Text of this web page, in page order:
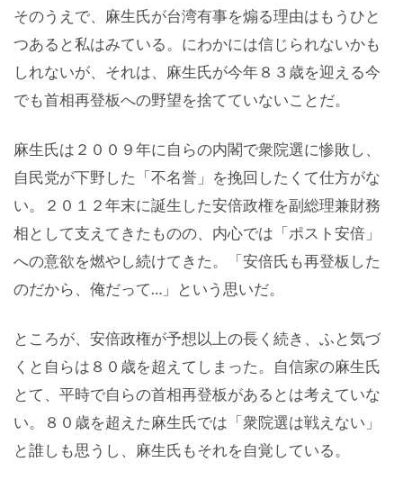
そのうえで、麻生氏が台湾有事を煽る理由はもうひと
つあると私はみている。にわかには信じられないかも
しれないが、それは、麻生氏が今年８３歳を迎える今
でも首相再登板への野望を捨てていないことだ。
麻生氏は２００９年に自らの内閣で衆院選に惨敗し、
自民党が下野した「不名誉」を挽回したくて仕方がな
い。２０１２年末に誕生した安倍政権を副総理兼財務
相として支えてきたものの、内心では「ポスト安倍」
への意欲を燃やし続けてきた。「安倍氏も再登板した
のだから、俺だって…」という思いだ。
ところが、安倍政権が予想以上の長く続き、ふと気づ
くと自らは８０歳を超えてしまった。自信家の麻生氏
とて、平時で自らの首相再登板があるとは考えていな
い。８０歳を超えた麻生氏では「衆院選は戦えない」
と誰しも思うし、麻生氏もそれを自覚している。